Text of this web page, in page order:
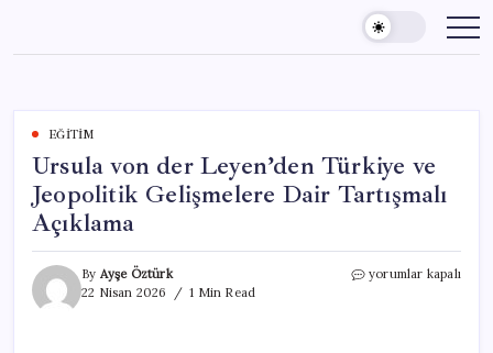
content
EĞITIM
Ursula von der Leyen’den Türkiye ve
Jeopolitik Gelişmelere Dair Tartışmalı
Açıklama
By Ayşe Öztürk
22 Nisan 2026
1 Min Read
Ursula
yorumlar kapalı